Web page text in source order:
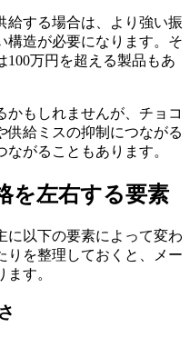
給する場合は、より強い振
構造が必要になります。そ
万円を超える製品もあ
かもしれませんが、チョコ
供給ミスの抑制につながる
がることもあります。
を左右する要素
に以下の要素によって変わ
りを整理しておくと、メー
す。